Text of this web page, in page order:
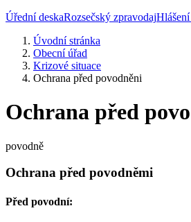
Úřední deskaRozsečský zpravodaj
Úvodní stránka
Obecní úřad
Krizové situace
Ochrana před povodněni
Ochrana před
povodně
Ochrana před povodněmi
Před povodní: